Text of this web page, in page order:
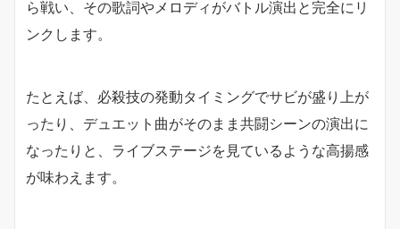
ら戦い、その歌詞やメロディがバトル演出と完全にリ
ンクします。
たとえば、必殺技の発動タイミングでサビが盛り上が
ったり、デュエット曲がそのまま共闘シーンの演出に
なったりと、ライブステージを見ているような高揚感
が味わえます。